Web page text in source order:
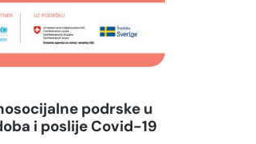
podrske u
i poslije Covid-19